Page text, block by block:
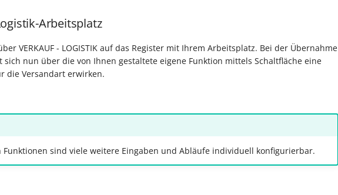
Arbeitsplatz
VERKAUF - LOGISTIK auf das Register mit Ihrem Arbeitsplatz. Bei der Übernahme
sich nun über die von Ihnen gestaltete eigene Funktion mittels Schaltfläche eine
die Versandart erwirken.
Funktionen sind viele weitere Eingaben und Abläufe individuell konfigurierbar.